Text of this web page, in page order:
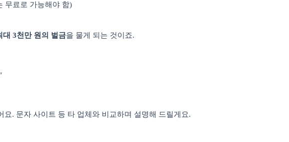
무료로 가능해야 함)
대 3천만 원의 벌금을 물게 되는 것이죠.
요. 문자 사이트 등 타 업체와 비교하며 설명해 드릴게요.